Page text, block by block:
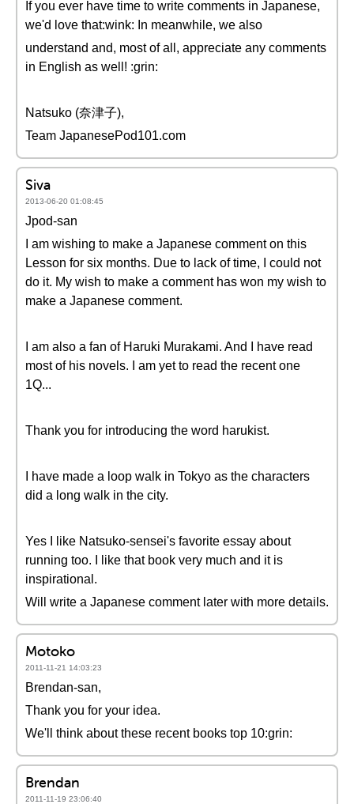
If you ever have time to write comments in Japanese,
we'd love that:wink: In meanwhile, we also
understand and, most of all, appreciate any comments
in English as well! :grin:
Natsuko (奈津子),
Team JapanesePod101.com
Siva
2013-06-20 01:08:45
Jpod-san
I am wishing to make a Japanese comment on this
Lesson for six months. Due to lack of time, I could not
do it. My wish to make a comment has won my wish to
make a Japanese comment.
I am also a fan of Haruki Murakami. And I have read
most of his novels. I am yet to read the recent one
1Q...
Thank you for introducing the word harukist.
I have made a loop walk in Tokyo as the characters
did a long walk in the city.
Yes I like Natsuko-sensei's favorite essay about
running too. I like that book very much and it is
inspirational.
Will write a Japanese comment later with more details.
Motoko
2011-11-21 14:03:23
Brendan-san,
Thank you for your idea.
We'll think about these recent books top 10:grin:
Brendan
2011-11-19 23:06:40